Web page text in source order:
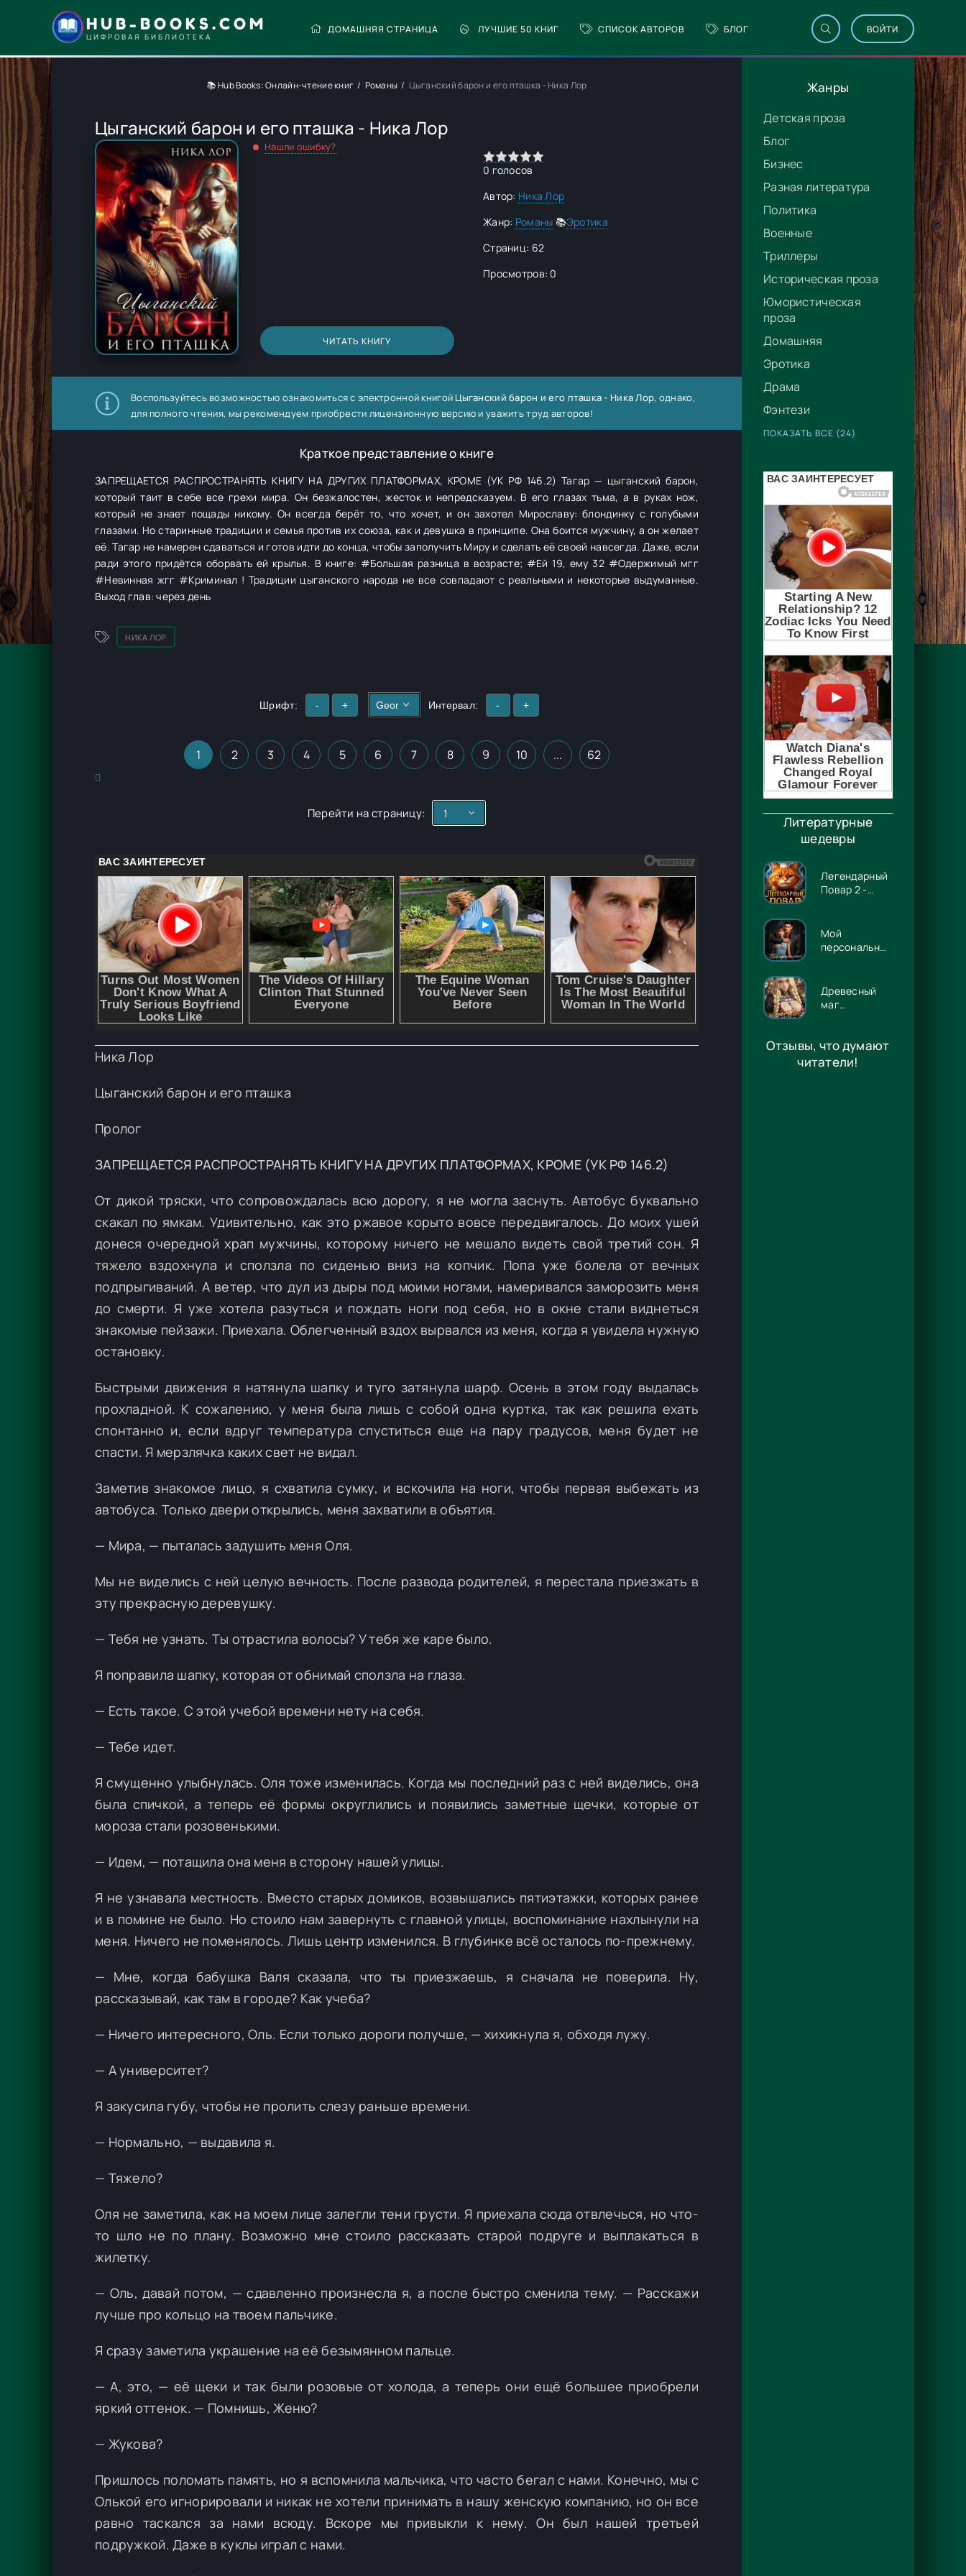
HUB-BOOKS.COM
ЦИФРОВАЯ БИБЛИОТЕКА
ДОМАШНЯЯ СТРАНИЦА ЛУЧШИЕ 50 КНИГ СПИСОК АВТОРОВ БЛОГ ВОЙТИ
Жанры
Детская проза
Блог
Бизнес
Разная литература
Политика
Военные
Триллеры
Историческая проза
Юмористическая
проза
Домашняя
Эротика
Драма
Фэнтези
ПОКАЗАТЬ ВСЕ (24)
Литературные
шедевры
Легендарный
Повар 2 -
Мой
персональный
Древесный
маг
- Игорь
Павлов
Отзывы, что думают
читатели!
📚 Hub Books: Онлайн-чтение книг Романы Цыганский барон и его пташка - Ника Лор
Цыганский барон и его пташка - Ника Лор
Нашли ошибку?
ЧИТАТЬ КНИГУ
0 голосов
Автор: Ника Лор
Жанр: Романы 📚Эротика
Страниц: 62
Просмотров: 0
Воспользуйтесь возможностью ознакомиться с электронной книгой Цыганский барон и его пташка - Ника Лор, однако,
для полного чтения, мы рекомендуем приобрести лицензионную версию и уважить труд авторов!
Краткое представление о книге
ЗАПРЕЩАЕТСЯ РАСПРОСТРАНЯТЬ КНИГУ НА ДРУГИХ ПЛАТФОРМАХ, КРОМЕ (УК РФ 146.2) Тагар — цыганский барон,
который таит в себе все грехи мира. Он безжалостен, жесток и непредсказуем. В его глазах тьма, а в руках нож,
который не знает пощады никому. Он всегда берёт то, что хочет, и он захотел Мирославу: блондинку с голубыми
глазами. Но старинные традиции и семья против их союза, как и девушка в принципе. Она боится мужчину, а он желает
её. Тагар не намерен сдаваться и готов идти до конца, чтобы заполучить Миру и сделать её своей навсегда. Даже, если
ради этого придётся оборвать ей крылья. В книге: #Большая разница в возрасте; #Ей 19, ему 32 #Одержимый мгг
#Невинная жгг #Криминал ! Традиции цыганского народа не все совпадают с реальными и некоторые выдуманные.
Выход глав: через день
НИКА ЛОР
Шрифт: - + Интервал: - +
1 2 3 4 5 6 7 8 9 10 ... 62
Перейти на страницу:
Ника Лор
Цыганский барон и его пташка
Пролог
ЗАПРЕЩАЕТСЯ РАСПРОСТРАНЯТЬ КНИГУ НА ДРУГИХ ПЛАТФОРМАХ, КРОМЕ (УК РФ 146.2)
От дикой тряски, что сопровождалась всю дорогу, я не могла заснуть. Автобус буквально
скакал по ямкам. Удивительно, как это ржавое корыто вовсе передвигалось. До моих ушей
донеся очередной храп мужчины, которому ничего не мешало видеть свой третий сон. Я
тяжело вздохнула и сползла по сиденью вниз на копчик. Попа уже болела от вечных
подпрыгиваний. А ветер, что дул из дыры под моими ногами, намеривался заморозить меня
до смерти. Я уже хотела разуться и пождать ноги под себя, но в окне стали виднеться
знакомые пейзажи. Приехала. Облегченный вздох вырвался из меня, когда я увидела нужную
остановку.
Быстрыми движения я натянула шапку и туго затянула шарф. Осень в этом году выдалась
прохладной. К сожалению, у меня была лишь с собой одна куртка, так как решила ехать
спонтанно и, если вдруг температура спуститься еще на пару градусов, меня будет не
спасти. Я мерзлячка каких свет не видал.
Заметив знакомое лицо, я схватила сумку, и вскочила на ноги, чтобы первая выбежать из
автобуса. Только двери открылись, меня захватили в объятия.
— Мира, — пыталась задушить меня Оля.
Мы не виделись с ней целую вечность. После развода родителей, я перестала приезжать в
эту прекрасную деревушку.
— Тебя не узнать. Ты отрастила волосы? У тебя же каре было.
Я поправила шапку, которая от обнимай сползла на глаза.
— Есть такое. С этой учебой времени нету на себя.
— Тебе идет.
Я смущенно улыбнулась. Оля тоже изменилась. Когда мы последний раз с ней виделись, она
была спичкой, а теперь её формы округлились и появились заметные щечки, которые от
мороза стали розовенькими.
— Идем, — потащила она меня в сторону нашей улицы.
Я не узнавала местность. Вместо старых домиков, возвышались пятиэтажки, которых ранее
и в помине не было. Но стоило нам завернуть с главной улицы, воспоминание нахлынули на
меня. Ничего не поменялось. Лишь центр изменился. В глубинке всё осталось по-прежнему.
— Мне, когда бабушка Валя сказала, что ты приезжаешь, я сначала не поверила. Ну,
рассказывай, как там в городе? Как учеба?
— Ничего интересного, Оль. Если только дороги получше, — хихикнула я, обходя лужу.
— А университет?
Я закусила губу, чтобы не пролить слезу раньше времени.
— Нормально, — выдавила я.
— Тяжело?
Оля не заметила, как на моем лице залегли тени грусти. Я приехала сюда отвлечься, но что-
то шло не по плану. Возможно мне стоило рассказать старой подруге и выплакаться в
жилетку.
— Оль, давай потом, — сдавленно произнесла я, а после быстро сменила тему. — Расскажи
лучше про кольцо на твоем пальчике.
Я сразу заметила украшение на её безымянном пальце.
— А, это, — её щеки и так были розовые от холода, а теперь они ещё большее приобрели
яркий оттенок. — Помнишь, Женю?
— Жукова?
Пришлось поломать память, но я вспомнила мальчика, что часто бегал с нами. Конечно, мы с
Олькой его игнорировали и никак не хотели принимать в нашу женскую компанию, но он все
равно таскался за нами всюду. Вскоре мы привыкли к нему. Он был нашей третьей
подружкой. Даже в куклы играл с нами.